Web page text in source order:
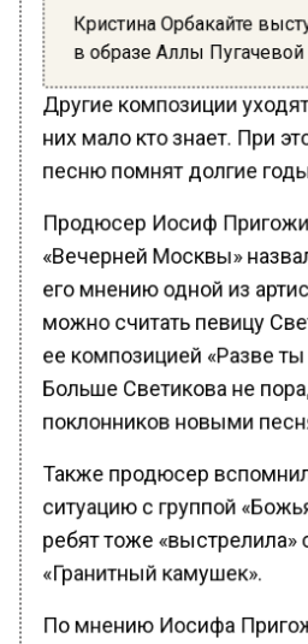
Кристина Орбакайте
в образе Аллы Пугачевой
Другие композиции
них мало кто знает. При
песню помнят долгие
Продюсер Иосиф
«Вечерней Москвы»
его мнению одной из
можно считать певицу
ее композицией «Разве ты
Больше Светикова не
поклонников новыми
Также продюсер
ситуацию с группой
ребят тоже «выстрелила»
«Гранитный камушек».
По мнению Иосифа